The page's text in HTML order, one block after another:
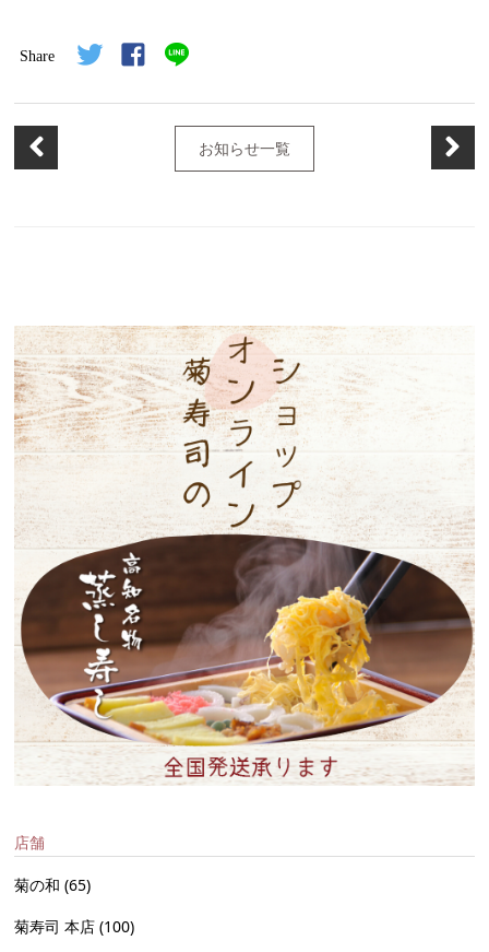
Share
お知らせ一覧
店舗
菊の和(65)
菊寿司 本店(100)